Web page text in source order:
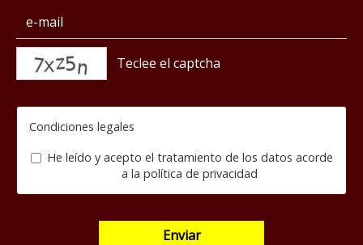
Condiciones legales
He leído y acepto el tratamiento de los datos acorde
a la política de privacidad
Enviar